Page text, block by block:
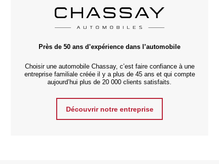
Près de 50 ans d’expérience dans l’automobile
Choisir une automobile Chassay, c’est faire confiance à une
entreprise familiale créée il y a plus de 45 ans et qui compte
aujourd’hui plus de 20 000 clients satisfaits.
Découvrir notre entreprise